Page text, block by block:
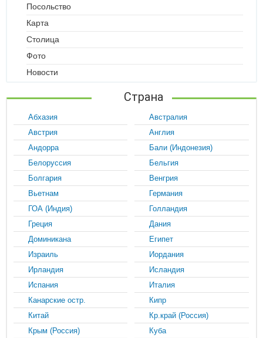
Посольство
Карта
Столица
Фото
Новости
Страна
Абхазия
Австралия
Австрия
Англия
Андорра
Бали (Индонезия)
Белоруссия
Бельгия
Болгария
Венгрия
Вьетнам
Германия
ГОА (Индия)
Голландия
Греция
Дания
Доминикана
Египет
Израиль
Иордания
Ирландия
Исландия
Испания
Италия
Канарские остр.
Кипр
Китай
Кр.край (Россия)
Крым (Россия)
Куба